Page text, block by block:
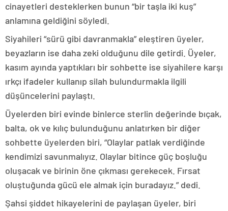
cinayetleri desteklerken bunun “bir taşla iki kuş”
anlamına geldiğini söyledi.
Siyahileri “sürü gibi davranmakla” eleştiren üyeler,
beyazların ise daha zeki olduğunu dile getirdi. Üyeler,
kasım ayında yaptıkları bir sohbette ise siyahilere karşı
ırkçı ifadeler kullanıp silah bulundurmakla ilgili
düşüncelerini paylaştı.
Üyelerden biri evinde binlerce sterlin değerinde bıçak,
balta, ok ve kılıç bulunduğunu anlatırken bir diğer
sohbette üyelerden biri, “Olaylar patlak verdiğinde
kendimizi savunmalıyız. Olaylar bitince güç boşluğu
oluşacak ve birinin öne çıkması gerekecek. Fırsat
oluştuğunda gücü ele almak için buradayız.” dedi.
Şahsi şiddet hikayelerini de paylaşan üyeler, biri